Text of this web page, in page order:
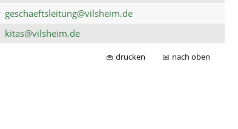
geschaeftsleitung@vilsheim.de
kitas@vilsheim.de
drucken nach oben